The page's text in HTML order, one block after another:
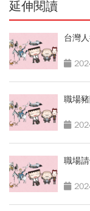
延伸閱讀
台灣
職場
職場